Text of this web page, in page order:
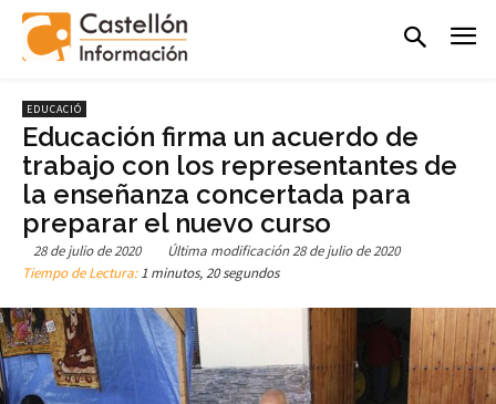
EDUCACIÓ
Educación firma un acuerdo de
trabajo con los representantes de
la enseñanza concertada para
preparar el nuevo curso
28 de julio de 2020 Última modificación28 de julio de 2020
Tiempo de Lectura:1 minutos, 20 segundos